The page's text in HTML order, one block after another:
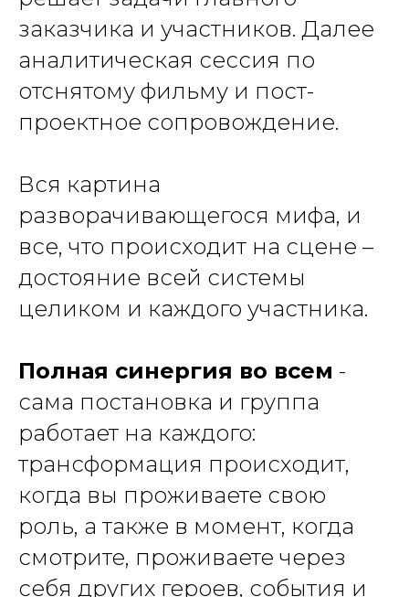
заказчика и участников. Далее
аналитическая сессия по
отснятому фильму и пост-
проектное сопровождение.
Вся картина
разворачивающегося мифа, и
все, что происходит на сцене –
достояние всей системы
целиком и каждого участника.
Полная синергия во всем -
сама постановка и группа
работает на каждого:
трансформация происходит,
когда вы проживаете свою
роль, а также в момент, когда
смотрите, проживаете через
себя других героев, события и